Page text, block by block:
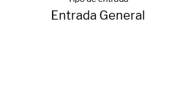
Entrada General